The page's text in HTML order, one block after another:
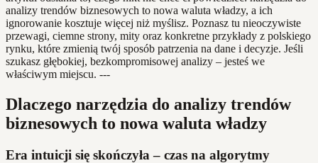
analizy trendów biznesowych to nowa waluta władzy, a ich
ignorowanie kosztuje więcej niż myślisz. Poznasz tu nieoczywiste
przewagi, ciemne strony, mity oraz konkretne przykłady z polskiego
rynku, które zmienią twój sposób patrzenia na dane i decyzje. Jeśli
szukasz głębokiej, bezkompromisowej analizy – jesteś we
właściwym miejscu. ---
Dlaczego narzędzia do analizy trendów
biznesowych to nowa waluta władzy
Era intuicji się skończyła – czas na algorytmy